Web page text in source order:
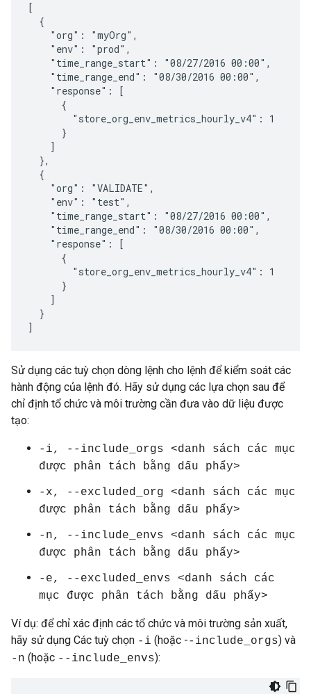
[
  {
    "org": "myOrg",
    "env": "prod",
    "time_range_start": "08/27/2016 00:00",
    "time_range_end": "08/30/2016 00:00",
    "response": [
      {
        "store_org_env_metrics_hourly_v4": 1
      }
    ]
  },
  {
    "org": "VALIDATE",
    "env": "test",
    "time_range_start": "08/27/2016 00:00",
    "time_range_end": "08/30/2016 00:00",
    "response": [
      {
        "store_org_env_metrics_hourly_v4": 1
      }
    ]
  }
]
Sử dụng các tuỳ chọn dòng lệnh cho lệnh để kiểm soát các
hành động của lệnh đó. Hãy sử dụng các lựa chọn sau để
chỉ định tổ chức và môi trường cần đưa vào dữ liệu được
tạo:
-i, --include_orgs <danh sách các mục
được phân tách bằng dấu phẩy>
-x, --excluded_org <danh sách các mục
được phân tách bằng dấu phẩy>
-n, --include_envs <danh sách các mục
được phân tách bằng dấu phẩy>
-e, --excluded_envs <danh sách các
mục được phân tách bằng dấu phẩy>
Ví dụ: để chỉ xác định các tổ chức và môi trường sản xuất,
hãy sử dụng Các tuỳ chọn -i (hoặc --include_orgs) và
-n (hoặc --include_envs):